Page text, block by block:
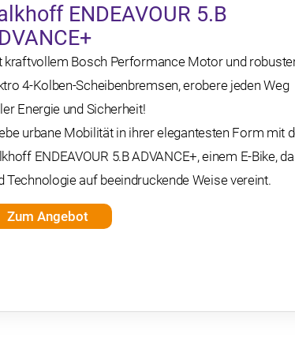
ENDEAVOUR 5.B
kraftvollem Bosch Performance Motor und
4-Kolben-Scheibenbremsen, erobere jeden Weg
Energie und Sicherheit!
urbane Mobilität in ihrer elegantesten Form mit
ENDEAVOUR 5.B ADVANCE+, einem E-Bike,
Technologie auf beeindruckende Weise vereint.
Zum Angebot